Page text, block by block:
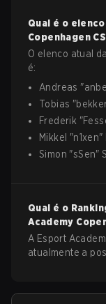
Qual é o
Copenhagen
O elenco atual da
é:
Andreas "
Tobias "
Frederik "
Mikkel "n1xen"
Simon "sSen"
Qual é o
Academy
A Esport
atualmente a